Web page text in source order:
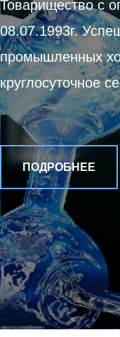
Товарищество с
08.07.1993г.
промышленных
круглосуточное
ПОДРОБНЕЕ